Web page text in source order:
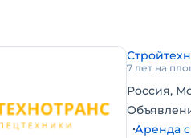
7 лет на
Россия,
Аренда